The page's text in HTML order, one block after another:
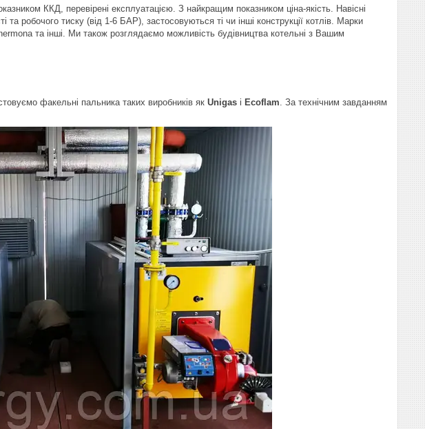
ККД, перевірені експлуатацією. З найкращим показником ціна-якість. Навісні
та робочого тиску (від 1-6 БАР), застосовуються ті чи інші конструкції котлів. Марки
та інші. Ми також розглядаємо можливість будівництва котельні з Вашим
факельні пальника таких виробників як Unigas і Ecoflam. За технічним завданням